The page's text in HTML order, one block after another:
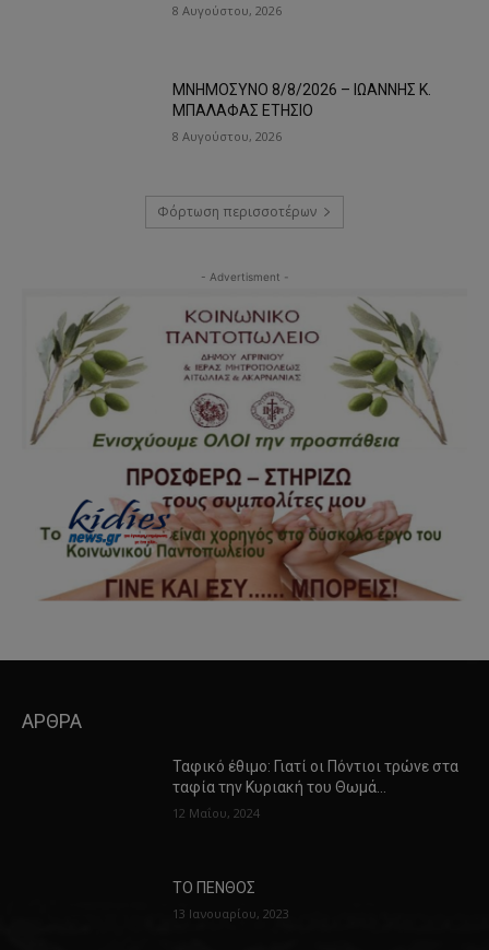
8 Αυγούστου, 2026
ΜΝΗΜΟΣΥΝΟ 8/8/2026 – ΙΩΑΝΝΗΣ Κ.
ΜΠΑΛΑΦΑΣ ΕΤΗΣΙΟ
8 Αυγούστου, 2026
Φόρτωση περισσοτέρων
- Advertisment -
ΑΡΘΡΑ
Ταφικό έθιμο: Γιατί οι Πόντιοι τρώνε στα
ταφία την Κυριακή του Θωμά…
12 Μαΐου, 2024
ΤΟ ΠΕΝΘΟΣ
13 Ιανουαρίου, 2023